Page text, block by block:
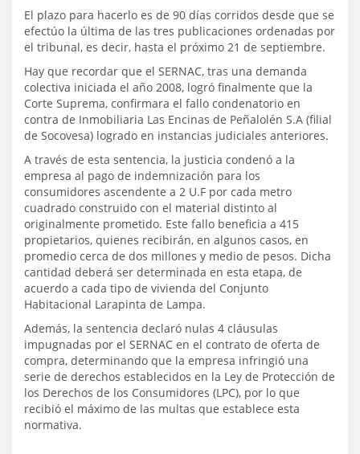
El plazo para hacerlo es de 90 días corridos desde que se
efectúo la última de las tres publicaciones ordenadas por
el tribunal, es decir, hasta el próximo 21 de septiembre.
Hay que recordar que el SERNAC, tras una demanda
colectiva iniciada el año 2008, logró finalmente que la
Corte Suprema, confirmara el fallo condenatorio en
contra de Inmobiliaria Las Encinas de Peñalolén S.A (filial
de Socovesa) logrado en instancias judiciales anteriores.
A través de esta sentencia, la justicia condenó a la
empresa al pago de indemnización para los
consumidores ascendente a 2 U.F por cada metro
cuadrado construido con el material distinto al
originalmente prometido. Este fallo beneficia a 415
propietarios, quienes recibirán, en algunos casos, en
promedio cerca de dos millones y medio de pesos. Dicha
cantidad deberá ser determinada en esta etapa, de
acuerdo a cada tipo de vivienda del Conjunto
Habitacional Larapinta de Lampa.
Además, la sentencia declaró nulas 4 cláusulas
impugnadas por el SERNAC en el contrato de oferta de
compra, determinando que la empresa infringió una
serie de derechos establecidos en la Ley de Protección de
los Derechos de los Consumidores (LPC), por lo que
recibió el máximo de las multas que establece esta
normativa.